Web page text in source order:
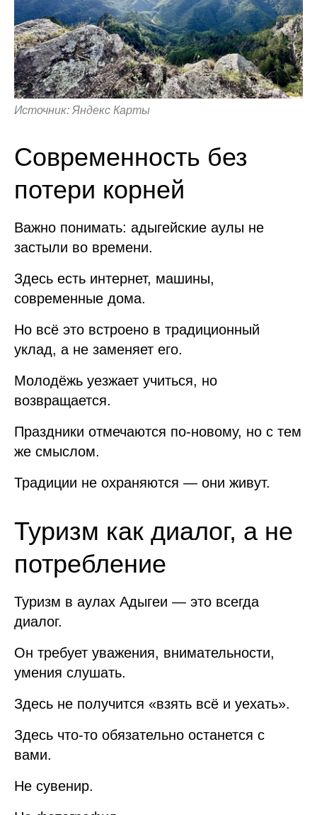
Источник: Яндекс Карты
Современность без
потери корней
Важно понимать: адыгейские аулы не
застыли во времени.
Здесь есть интернет, машины,
современные дома.
Но всё это встроено в традиционный
уклад, а не заменяет его.
Молодёжь уезжает учиться, но
возвращается.
Праздники отмечаются по-новому, но с тем
же смыслом.
Традиции не охраняются — они живут.
Туризм как диалог, а не
потребление
Туризм в аулах Адыгеи — это всегда
диалог.
Он требует уважения, внимательности,
умения слушать.
Здесь не получится «взять всё и уехать».
Здесь что-то обязательно останется с
вами.
Не сувенир.